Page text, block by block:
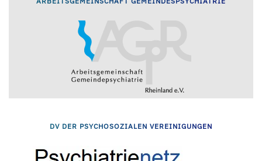
DV DER PSYCHOSOZIALEN VEREINIGUNGEN